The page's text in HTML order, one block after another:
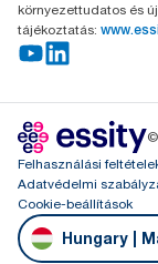
környezettudatos és
tájékoztatás:
Felhasználási
Adatvédelmi
Cookie-beállítások
Hungary |